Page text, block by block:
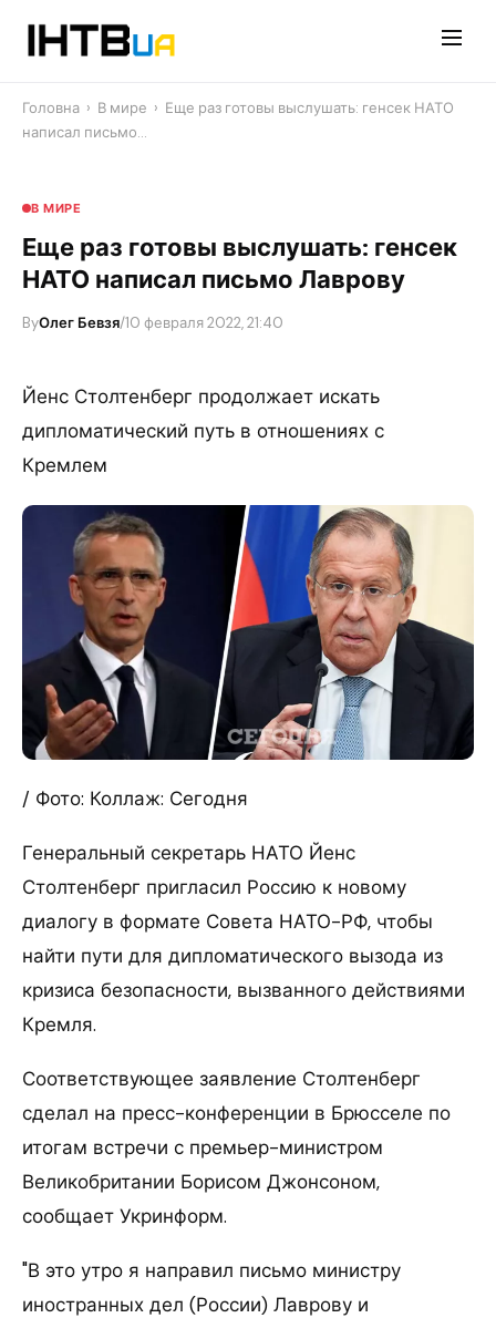
Головна › В мире › Еще раз готовы выслушать: генсек НАТО
написал письмо…
В МИРЕ
Еще раз готовы выслушать: генсек
НАТО написал письмо Лаврову
ByОлег Бевзя/10 февраля 2022, 21:40
Йенс Столтенберг продолжает искать
дипломатический путь в отношениях с
Кремлем
/ Фото: Коллаж: Сегодня
Генеральный секретарь НАТО Йенс
Столтенберг пригласил Россию к новому
диалогу в формате Совета НАТО-РФ, чтобы
найти пути для дипломатического вызода из
кризиса безопасности, вызванного действиями
Кремля.
Соответствующее заявление Столтенберг
сделал на пресс-конференции в Брюсселе по
итогам встречи с премьер-министром
Великобритании Борисом Джонсоном,
сообщает Укринформ.
"В это утро я направил письмо министру
иностранных дел (России) Лаврову и